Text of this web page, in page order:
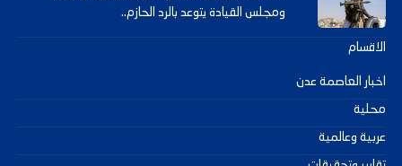
ومجلس القيادة يتوعد بالرد الحازم..
الاقسام
اخبار العاصمة عدن
محلية
عربية وعالمية